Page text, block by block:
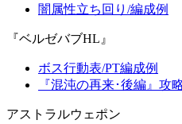
闇属性立ち回り/編成例
『ベルゼバブHL』
ボス行動表/PT編成例
『混沌の再来･後編』攻
アストラルウェポン